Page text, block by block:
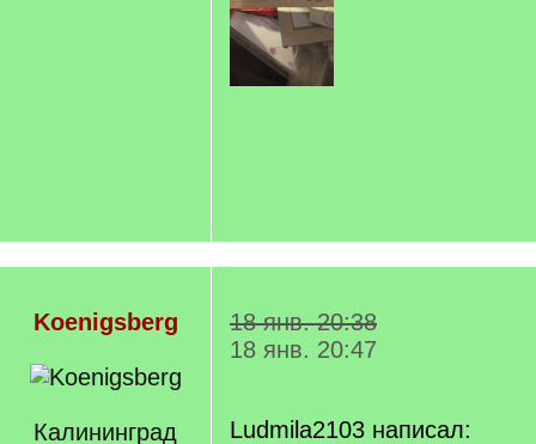
Koenigsberg
Калининград
18 янв. 20:38
18 янв. 20:47
Ludmila2103 написал: